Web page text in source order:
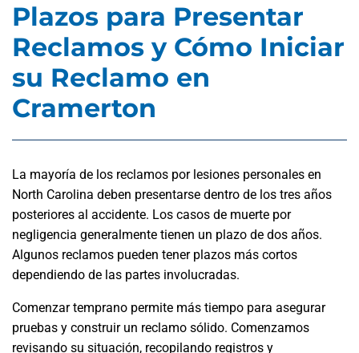
Plazos para Presentar
Reclamos y Cómo Iniciar
su Reclamo en
Cramerton
La mayoría de los reclamos por lesiones personales en
North Carolina deben presentarse dentro de los tres años
posteriores al accidente. Los casos de muerte por
negligencia generalmente tienen un plazo de dos años.
Algunos reclamos pueden tener plazos más cortos
dependiendo de las partes involucradas.
Comenzar temprano permite más tiempo para asegurar
pruebas y construir un reclamo sólido. Comenzamos
revisando su situación, recopilando registros y